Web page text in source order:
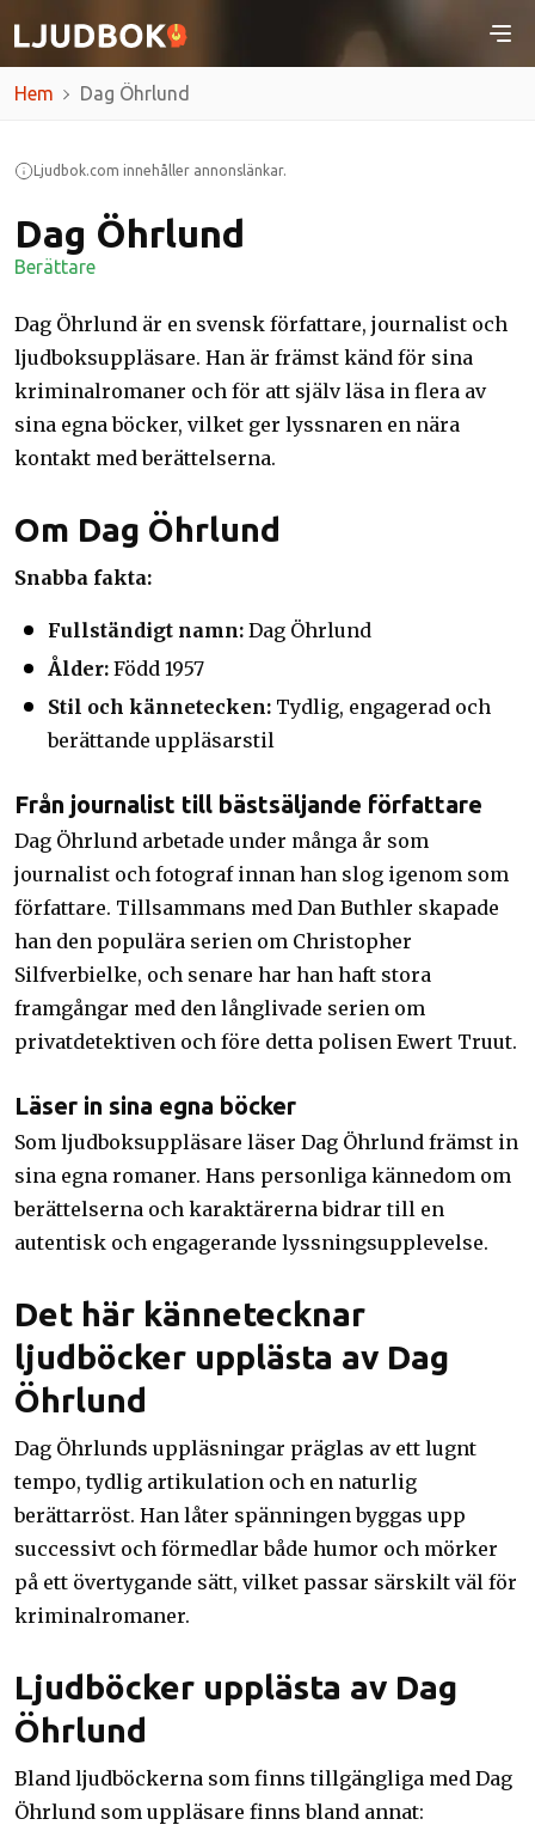
Hem Dag Öhrlund
Ljudbok.com innehåller annonslänkar.
Dag Öhrlund
Berättare
Dag Öhrlund är en svensk författare, journalist och
ljudboksuppläsare. Han är främst känd för sina
kriminalromaner och för att själv läsa in flera av
sina egna böcker, vilket ger lyssnaren en nära
kontakt med berättelserna.
Om Dag Öhrlund
Snabba fakta:
Fullständigt namn: Dag Öhrlund
Ålder: Född 1957
Stil och kännetecken: Tydlig, engagerad och
berättande uppläsarstil
Från journalist till bästsäljande författare
Dag Öhrlund arbetade under många år som
journalist och fotograf innan han slog igenom som
författare. Tillsammans med Dan Buthler skapade
han den populära serien om Christopher
Silfverbielke, och senare har han haft stora
framgångar med den långlivade serien om
privatdetektiven och före detta polisen Ewert Truut.
Läser in sina egna böcker
Som ljudboksuppläsare läser Dag Öhrlund främst in
sina egna romaner. Hans personliga kännedom om
berättelserna och karaktärerna bidrar till en
autentisk och engagerande lyssningsupplevelse.
Det här kännetecknar
ljudböcker upplästa av Dag
Öhrlund
Dag Öhrlunds uppläsningar präglas av ett lugnt
tempo, tydlig artikulation och en naturlig
berättarröst. Han låter spänningen byggas upp
successivt och förmedlar både humor och mörker
på ett övertygande sätt, vilket passar särskilt väl för
kriminalromaner.
Ljudböcker upplästa av Dag
Öhrlund
Bland ljudböckerna som finns tillgängliga med Dag
Öhrlund som uppläsare finns bland annat: